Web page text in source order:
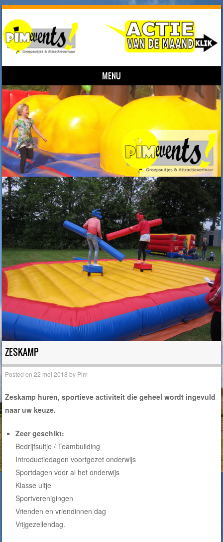
MENU
Skip to content
ZESKAMP
Posted on22 mei 2018 by Pim
Zeskamp huren, sportieve activiteit die geheel wordt ingevuld
naar uw keuze.
Zeer geschikt:
Bedrijfsuitje / Teambuilding
Introductiedagen voortgezet onderwijs
Sportdagen voor al het onderwijs
Klasse uitje
Sportverenigingen
Vrienden en vriendinnen dag
Vrijgezellendag.